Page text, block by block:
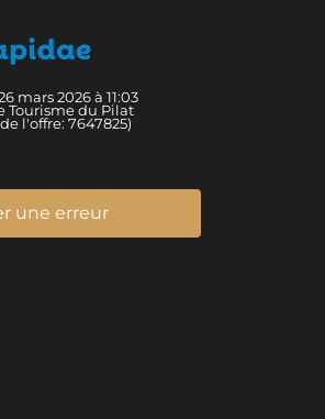
mars 2026 à 11:03
Tourisme du Pilat
l'offre: 7647825)
une erreur